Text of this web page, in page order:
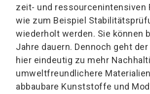
zeit- und ressourcenintensiven
wie zum Beispiel
wiederholt werden. Sie können
Jahre dauern. Dennoch geht
hier eindeutig zu mehr
umweltfreundlichere
abbaubare Kunststoffe und